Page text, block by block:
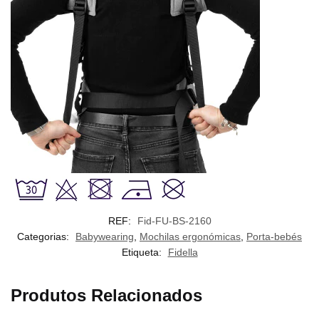
REF:
Fid-FU-BS-2160
Categorias:
Babywearing, Mochilas ergonómicas, Porta-bebés
Etiqueta:
Fidella
Produtos Relacionados